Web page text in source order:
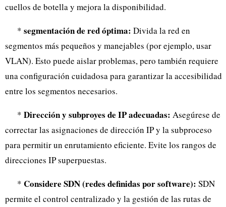
cuellos de botella y mejora la disponibilidad.
* segmentación de red óptima: Divida la red en
segmentos más pequeños y manejables (por ejemplo, usar
VLAN). Esto puede aislar problemas, pero también requiere
una configuración cuidadosa para garantizar la accesibilidad
entre los segmentos necesarios.
* Dirección y subproyes de IP adecuadas: Asegúrese de
correctar las asignaciones de dirección IP y la subproceso
para permitir un enrutamiento eficiente. Evite los rangos de
direcciones IP superpuestas.
* Considere SDN (redes definidas por software): SDN
permite el control centralizado y la gestión de las rutas de